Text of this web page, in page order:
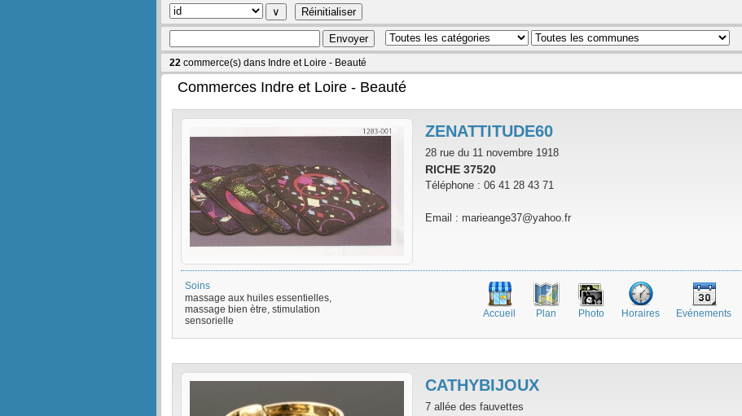
22 commerce(s) dans Indre et Loire - Beauté
Commerces Indre et Loire - Beauté
ZENATTITUDE60
28 rue du 11 novembre 1918
RICHE 37520
Téléphone : 06 41 28 43 71
Email : marieange37@yahoo.fr
Soins
massage aux huiles essentielles,
massage bien ètre, stimulation
sensorielle
Accueil Plan Photo Horaires Evénements
CATHYBIJOUX
7 allée des fauvettes